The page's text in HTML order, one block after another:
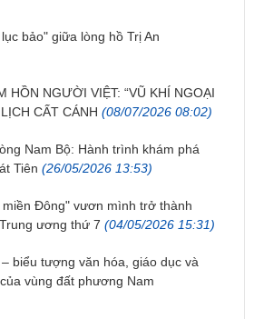
bảo" giữa lòng hồ Trị An
HỒN NGƯỜI VIỆT: “VŨ KHÍ NGOẠI
CẤT CÁNH (08/07/2026 08:02)
Nam Bộ: Hành trình khám phá
Tiên (26/05/2026 13:53)
Đông" vươn mình trở thành
ương thứ 7 (04/05/2026 15:31)
biểu tượng văn hóa, giáo dục và
vùng đất phương Nam